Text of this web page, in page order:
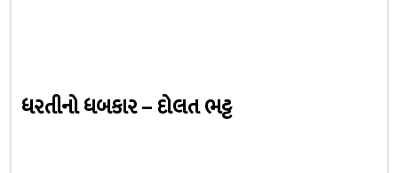
ધરતીનો ધબકાર – દોલત ભટ્ટ